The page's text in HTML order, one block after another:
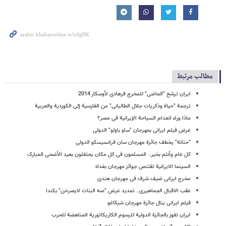
مطالب مرتبط
ایران ترشح "الماضی" للمخرج فرهادی لأوسکار 2014
ترجمة "حیاة وذکریات جلال الطالبانی" من الفارسیة إلى الکوردیة والعربیة
ماذا وراء انعدام السیاحة الإیرانیة فی مصر؟
عرض فیلم ایرانی بمهرجان "ساو باولو" الدولی
"حنانة" یخطف جائزة مهرجان سان فرانسیسکو الدولی
کل عام وأنتم بخیر.. المسلمون فی کل مکان یحتفلون بعید الأضحى المبارک
السینما الایرانیة تقتنص جوائز مهرجان بغداد
مخرج ایرانی ضیف شرف فی مهرجان هندی
عقب الاقبال الجماهیری.. تمدید عرض "صه البنات لایصرخن" بکندا
فیلم ایرانی ینال جائزة مهرجان شیکاغو
ایران تفوز بالجائزة الدولیة للرسوم الکاریکاتوریة المناهضة للحرب